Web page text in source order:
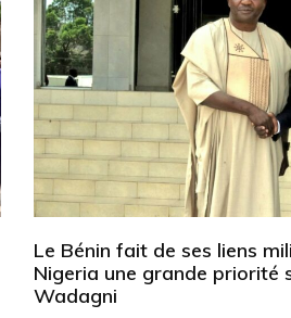
Le Bénin fait de ses liens
Nigeria une grande priorité
Wadagni